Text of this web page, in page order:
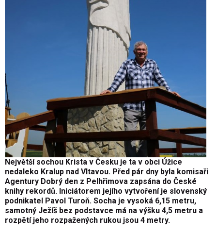
Největší sochou Krista v Česku je ta v obci Úžice
nedaleko Kralup nad Vltavou. Před pár dny byla komisaři
Agentury Dobrý den z Pelhřimova zapsána do České
knihy rekordů. Iniciátorem jejího vytvoření je slovenský
podnikatel Pavol Turoň. Socha je vysoká 6,15 metru,
samotný Ježíš bez podstavce má na výšku 4,5 metru a
rozpětí jeho rozpažených rukou jsou 4 metry.